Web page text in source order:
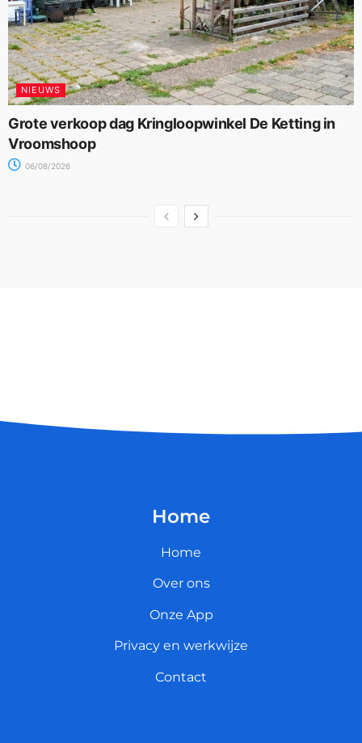
NIEUWS
Grote verkoop dag Kringloopwinkel De Ketting in
Vroomshoop
06/08/2026
Home
Home
Over ons
Onze App
Privacy en werkwijze
Contact